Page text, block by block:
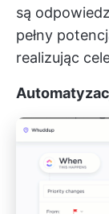
są
pełny
realizując